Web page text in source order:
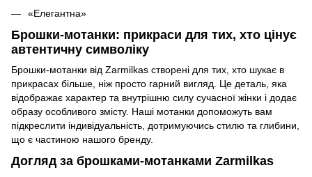
«Елегантна»
Брошки-мотанки: прикраси для тих, хто цінує
автентичну символіку
Брошки-мотанки від Zarmilkas створені для тих, хто шукає в
прикрасах більше, ніж просто гарний вигляд. Це деталь, яка
відображає характер та внутрішню силу сучасної жінки і додає
образу особливого змісту. Наші мотанки допоможуть вам
підкреслити індивідуальність, дотримуючись стилю та глибини,
що є частиною нашого бренду.
Догляд за брошками-мотанками Zarmilkas